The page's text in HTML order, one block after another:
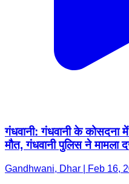
गंधवानी: गंधवानी के